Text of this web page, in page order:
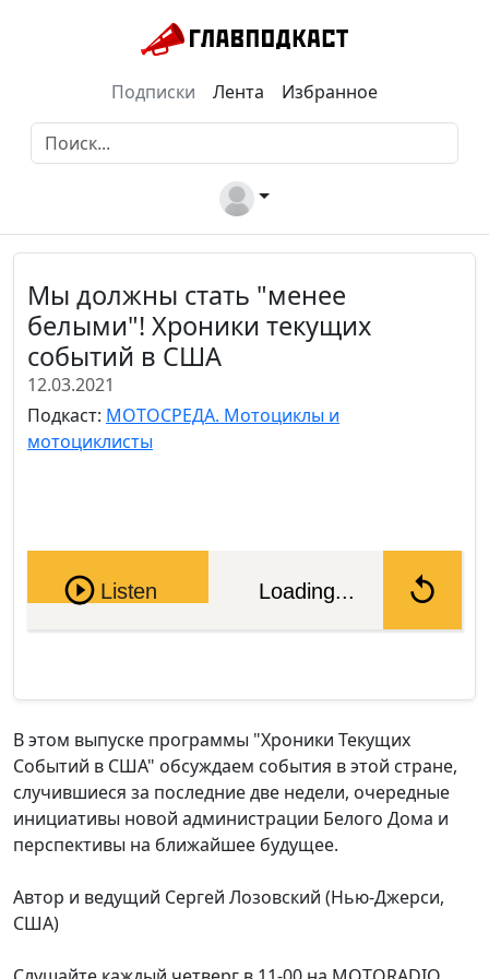
Подписки Лента Избранное
Мы должны стать "менее
белыми"! Хроники текущих
событий в США
12.03.2021
Подкаст: МОТОСРЕДА. Мотоциклы и
мотоциклисты
Pause
Listen Loading...
В этом выпуске программы "Хроники Текущих
Событий в США" обсуждаем события в этой стране,
случившиеся за последние две недели, очередные
инициативы новой администрации Белого Дома и
перспективы на ближайшее будущее.
Автор и ведущий Сергей Лозовский (Нью-Джерси,
США)